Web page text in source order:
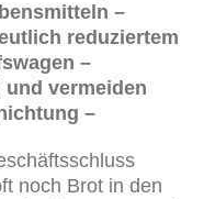
–
reduziertem
–
und vermeiden
–
noch Brot in den